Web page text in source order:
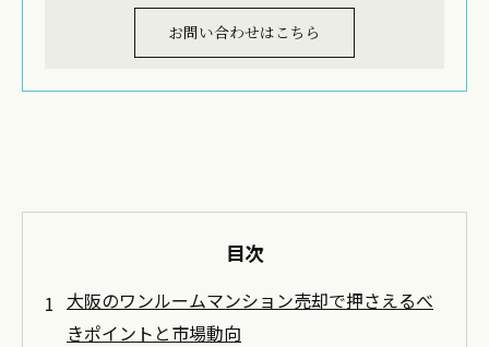
お問い合わせはこちら
目次
大阪のワンルームマンション売却で押さえるべ
きポイントと市場動向